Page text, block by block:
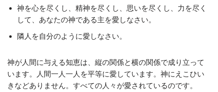
神を心を尽くし、精神を尽くし、思いを尽くし、力を尽く
して、あなたの神である主を愛しなさい。
隣人を自分のように愛しなさい。
神が人間に与える知恵は、縦の関係と横の関係で成り立って
います。人間一人一人を平等に愛しています。神にえこひい
きなどありません。すべての人々が愛されているのです。